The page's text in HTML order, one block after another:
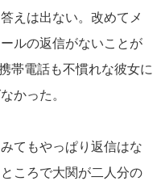
えは出ない。改めてメ
ルの返信がないことが
帯電話も不慣れな彼女に
かった。
てもやっぱり返信はな
ころで大関が二人分の